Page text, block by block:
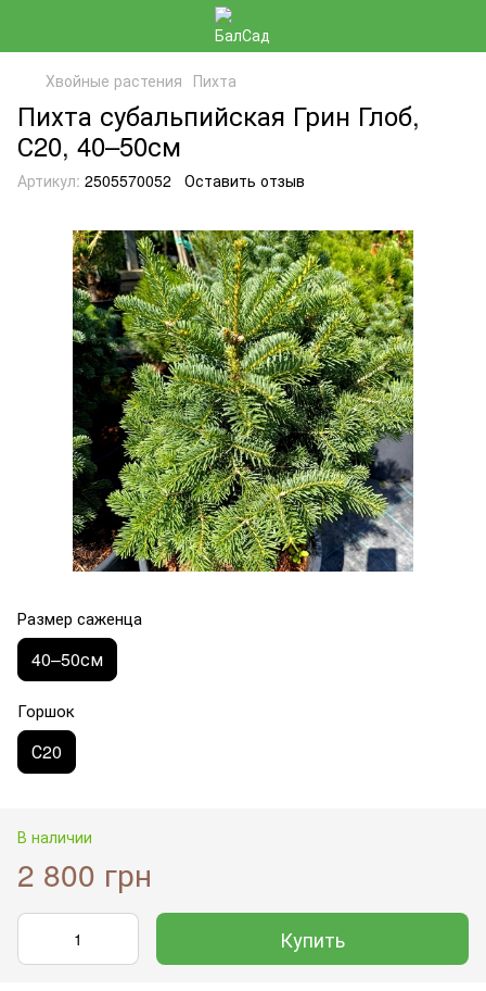
Хвойные растения Пихта
Пихта субальпийская Грин Глоб,
С20, 40–50см
Артикул: 2505570052 Оставить отзыв
Размер саженца
40–50см
Горшок
С20
В наличии
2 800 грн
Купить